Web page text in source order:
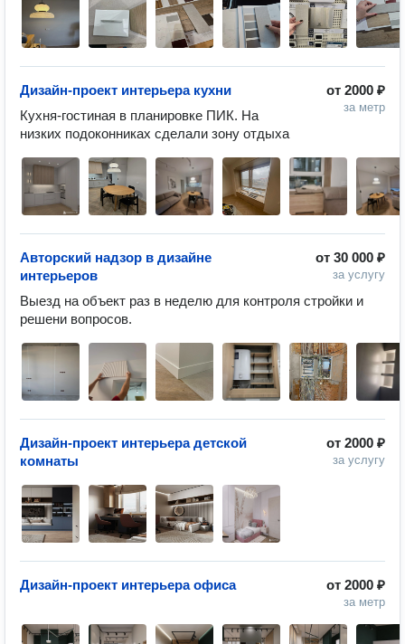
от 2000 ₽
за метр
Дизайн-проект интерьера кухни
Кухня-гостиная в планировке ПИК. На
низких подоконниках сделали зону отдыха
от 30 000 ₽
за услугу
Авторский надзор в дизайне
интерьеров
Выезд на объект раз в неделю для контроля стройки и
решени вопросов.
от 2000 ₽
за услугу
Дизайн-проект интерьера детской
комнаты
от 2000 ₽
за метр
Дизайн-проект интерьера офиса